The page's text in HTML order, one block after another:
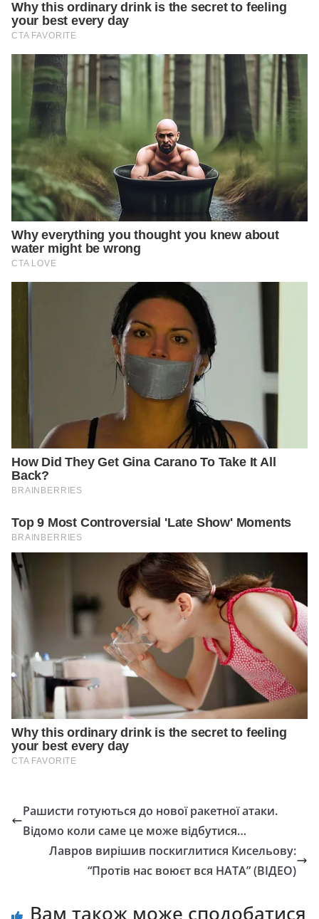
Рашисти готуються до нової ракетної атаки.
Відомо коли саме це може відбутися…
Лавров вирішив поскиглитися Кисельову:
“Протів нас воюєт вся НАТА” (ВІДЕО)
Вам також може сподобатися